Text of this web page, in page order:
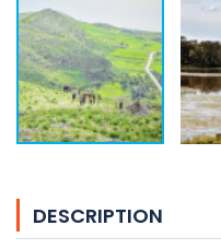
DESCRIPTION